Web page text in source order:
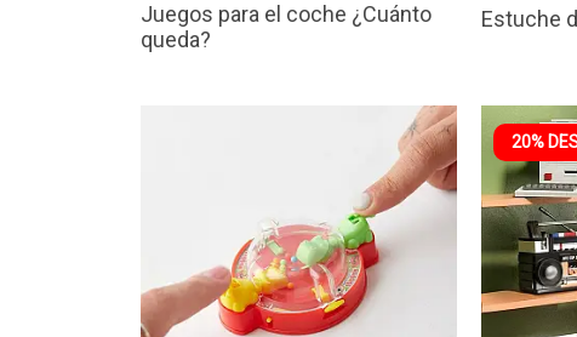
Juegos para el coche ¿Cuánto
queda?
Estuche
20%